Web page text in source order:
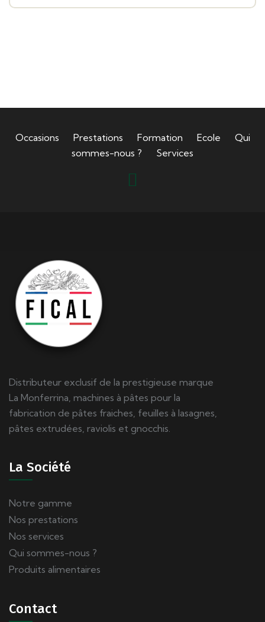
Occasions Prestations Formation Ecole
Qui
sommes-nous ?
Services
Distributeur exclusif de la prestigieuse marque
La Monferrina, machines à pâtes pour la
fabrication de pâtes fraiches, feuilles à lasagnes,
pâtes extrudées, raviolis et gnocchis.
La Société
Notre gamme
Nos prestations
Nos services
Qui sommes-nous ?
Produits alimentaires
Contact